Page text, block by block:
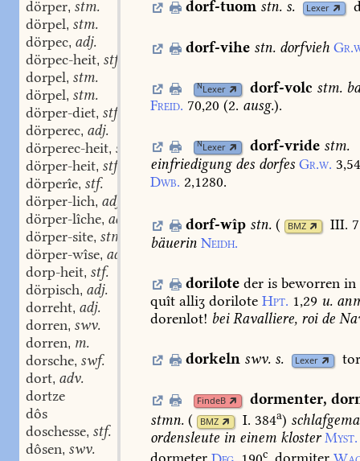
dörper, stm.
dörpel, stm.
dörpec, adj.
dörpec-heit, stf.
dorpel, stm.
dörpel, stm.
dörper-diet, stf.
dörperec, adj.
dörperec-heit, stf.
dörper-heit, stf.
dörperîe, stf.
dörper-lich, adj.
dörper-lîche, adv.
dörper-site, stm.
dörper-wîse, adj.
dorp-heit, stf.
dörpisch, adj.
dorreht, adj.
dorren, swv.
dorren, m.
dorsche, swf.
dort, adv.
dortze
dôs
doschesse, stf.
dôsen, swv.
dorf-tuom stn. s. Lexer
dorf-vihe stn. dorfvieh
NLexer dorf-volc stm.
Freid. 70,20 (2. ausg.).
NLexer dorf-vride stm.
einfriedigungdes dorfes Gr.w.
Dwb. 2,1280.
dorf-wîp stn. ( BMZ
III.
bäuerin Neidh.
dorilote derisbeworrenin
quît alliʒ dorilote Hpt. 1,29 u.
dorenlot! beiRavalliere, roide
dorkeln swv. s. Lexer
FindeB dormenter,
stmn. ( BMZ I. 384a)
ordensleute in einem kloster Myst.
c